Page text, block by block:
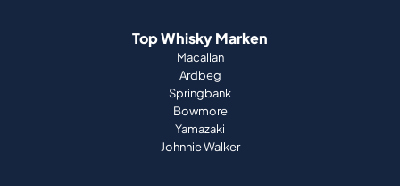
Top Whisky Marken
Macallan
Ardbeg
Springbank
Bowmore
Yamazaki
Johnnie Walker